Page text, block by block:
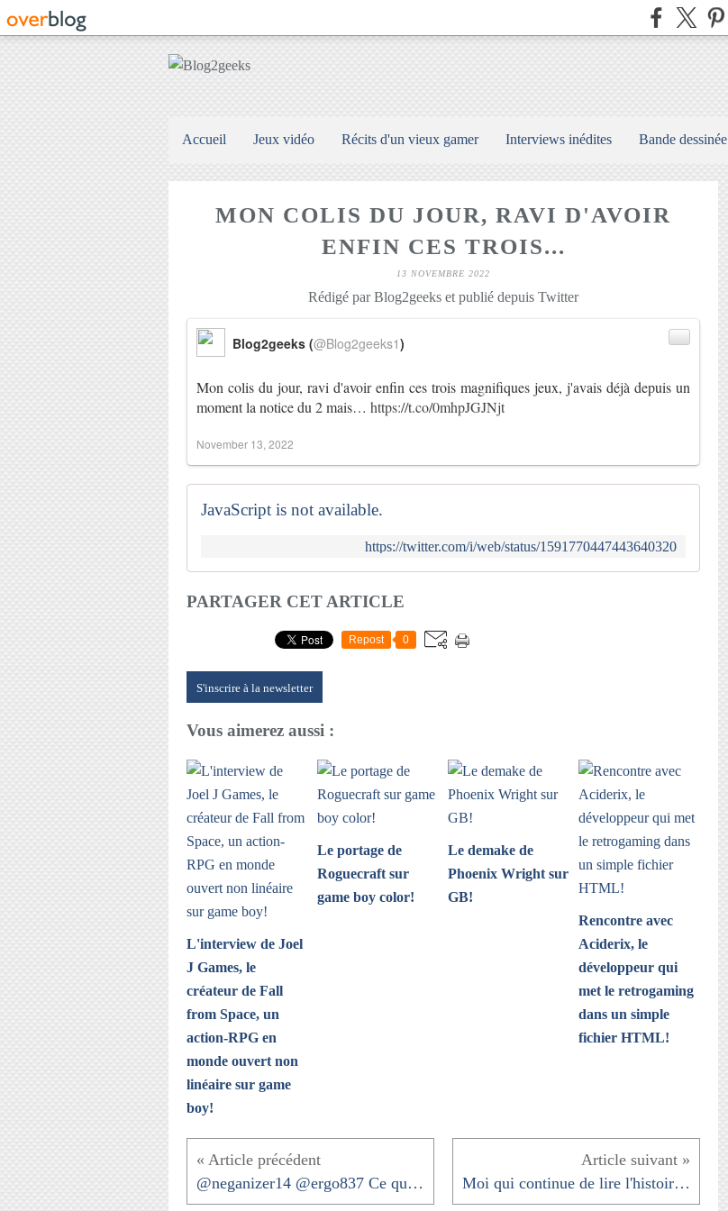
Accueil Jeux vidéo Récits d'un vieux gamer Interviews inédites Bande dessinée
MON COLIS DU JOUR, RAVI D'AVOIR
ENFIN CES TROIS...
13 NOVEMBRE 2022
Rédigé par Blog2geeks et publié depuis Twitter
Mon colis du jour, ravi d'avoir enfin ces trois magnifiques jeux, j'avais déjà depuis un
moment la notice du 2 mais… https://t.co/0mhpJGJNjt
Blog2geeks (@Blog2geeks1)
November 13, 2022
JavaScript is not available.
https://twitter.com/i/web/status/1591770447443640320
PARTAGER CET ARTICLE
Repost 0
S'inscrire à la newsletter
Vous aimerez aussi :
L'interview de Joel
J Games, le
créateur de Fall
from Space, un
action-RPG en
monde ouvert non
linéaire sur game
boy!
Le portage de
Roguecraft sur
game boy color!
Le demake de
Phoenix Wright sur
GB!
Rencontre avec
Aciderix, le
développeur qui
met le retrogaming
dans un simple
fichier HTML!
@neganizer14 @ergo837 Ce qui mine de rien aurait... Moi qui continue de lire l'histoire de rare de...